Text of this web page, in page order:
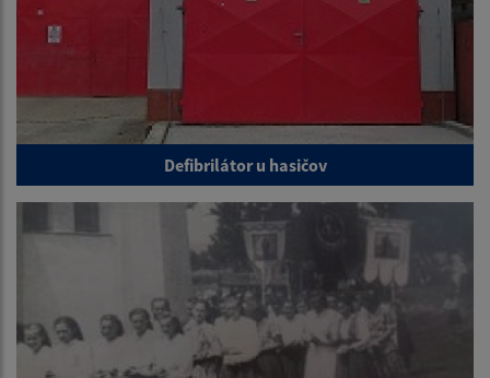
Defibrilátor u hasičov